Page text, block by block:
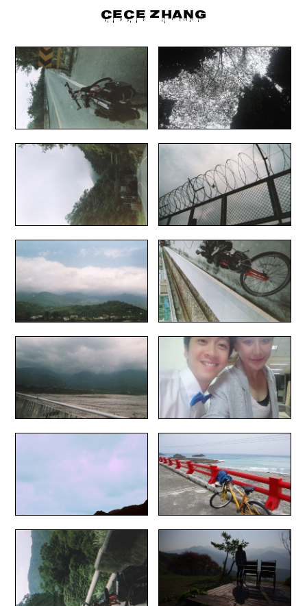
CECE ZHANG